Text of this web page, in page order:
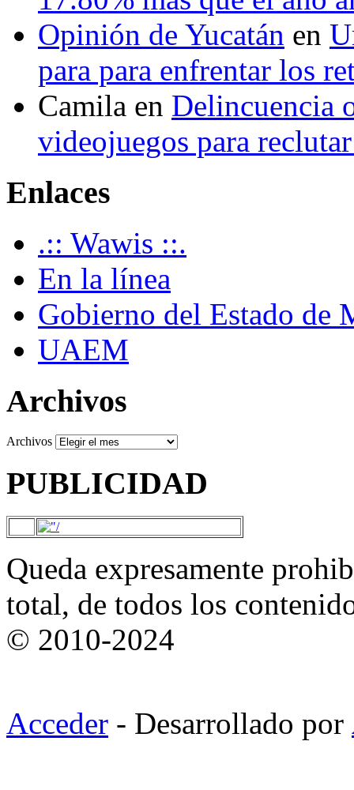
Opinión de Yucatán en
para para enfrentar los
Camila en Delincuencia
videojuegos para
Enlaces
.:: Wawis ::.
En la línea
Gobierno del Estado de
UAEM
Archivos
Archivos
PUBLICIDAD
Queda expresamente
total, de todos los
© 2010-2024
Acceder - Desarrollado por